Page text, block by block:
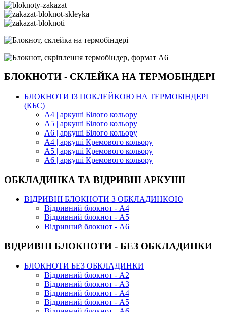
БЛОКНОТИ - СКЛЕЙКА НА ТЕРМОБІНДЕРІ
БЛОКНОТИ ІЗ ПОКЛЕЙКОЮ НА ТЕРМОБІНДЕРІ
(КБС)
А4 | аркуші Білого кольору
А5 | аркуші Білого кольору
А6 | аркуші Білого кольору
А4 | аркуші Кремового кольору
А5 | аркуші Кремового кольору
А6 | аркуші Кремового кольору
ОБКЛАДИНКА ТА ВІДРИВНІ АРКУШІ
ВІДРИВНІ БЛОКНОТИ З ОБКЛАДИНКОЮ
Відривний блокнот - А4
Відривний блокнот - А5
Відривний блокнот - А6
ВІДРИВНІ БЛОКНОТИ - БЕЗ ОБКЛАДИНКИ
БЛОКНОТИ БЕЗ ОБКЛАДИНКИ
Відривний блокнот - А2
Відривний блокнот - А3
Відривний блокнот - А4
Відривний блокнот - А5